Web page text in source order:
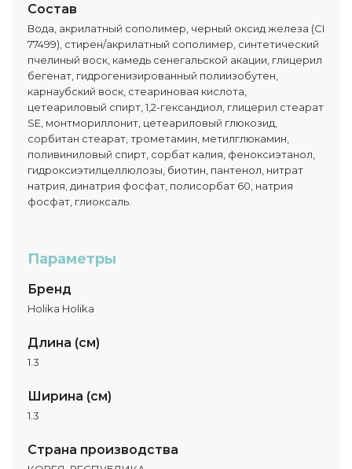
Состав
Вода, акрилатный сополимер, черный оксид железа (CI
77499), стирен/акрилатный сополимер, синтетический
пчелиный воск, камедь сенегальской акации, глицерил
бегенат, гидрогенизированный полиизобутен,
карнаубский воск, стеариновая кислота,
цетеариловый спирт, 1,2-гександиол, глицерил стеарат
SE, монтмориллонит, цетеариловый глюкозид,
сорбитан стеарат, трометамин, метилглюкамин,
поливиниловый спирт, сорбат калия, феноксиэтанол,
гидроксиэтилцеллюлозы, биотин, пантенол, нитрат
натрия, динатрия фосфат, полисорбат 60, натрия
фосфат, глиоксаль.
Параметры
Бренд
Holika Holika
Длина (см)
1.3
Ширина (см)
1.3
Страна производства